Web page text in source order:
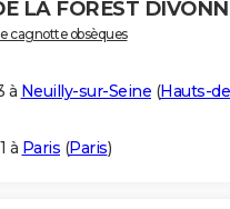
LA FOREST
cagnotte obsèques
à Neuilly-sur-Seine (Hauts-
à Paris (Paris)